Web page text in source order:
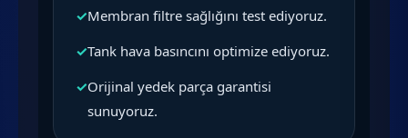
✓Membran filtre sağlığını test ediyoruz.
✓Tank hava basıncını optimize ediyoruz.
✓Orijinal yedek parça garantisi
sunuyoruz.